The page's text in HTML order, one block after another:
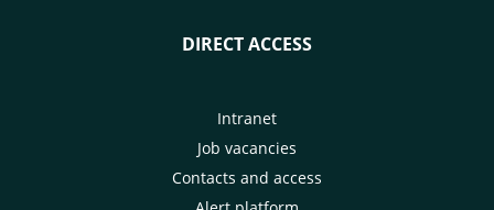
DIRECT ACCESS
Intranet
Job vacancies
Contacts and access